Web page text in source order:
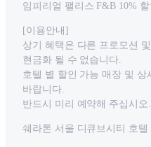
임피리얼 팰리스 F&B 10% 할
[이용안내]
상기 혜택은 다른 프로모션
현금화 될 수 없습니다.
호텔 별 할인 가능 매장 및 상
바랍니다.
반드시 미리 예약해 주십시오.
쉐라톤 서울 디큐브시티 호텔